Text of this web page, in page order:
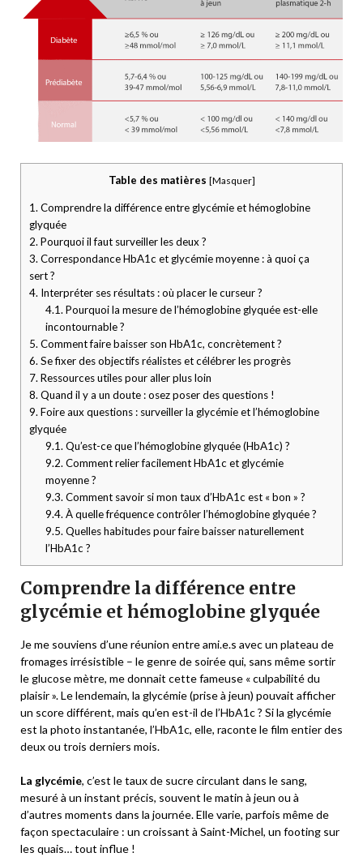
Table des matières [Masquer]
1.Comprendre la différence entre glycémie et hémoglobine
glyquée
2.Pourquoi il faut surveiller les deux ?
3.Correspondance HbA1c et glycémie moyenne : à quoi ça
sert ?
4. Interpréter ses résultats : où placer le curseur ?
4.1.Pourquoi la mesure de l’hémoglobine glyquée est-elle
incontournable ?
5.Comment faire baisser son HbA1c, concrètement ?
6.Se fixer des objectifs réalistes et célébrer les progrès
7.Ressources utiles pour aller plus loin
8.Quand il y a un doute : osez poser des questions !
9.Foire aux questions : surveiller la glycémie et l’hémoglobine
glyquée
9.1.Qu’est-ce que l’hémoglobine glyquée (HbA1c) ?
9.2.Comment relier facilement HbA1c et glycémie
moyenne ?
9.3.Comment savoir si mon taux d’HbA1c est « bon » ?
9.4.À quelle fréquence contrôler l’hémoglobine glyquée ?
9.5.Quelles habitudes pour faire baisser naturellement
l’HbA1c ?
Comprendre la différence entre
glycémie et hémoglobine glyquée
Je me souviens d’une réunion entre ami.e.s avec un plateau de
fromages irrésistible – le genre de soirée qui, sans même sortir
le glucose mètre, me donnait cette fameuse « culpabilité du
plaisir ». Le lendemain, la glycémie (prise à jeun) pouvait afficher
un score différent, mais qu’en est-il de l’HbA1c ? Si la glycémie
est la photo instantanée, l’HbA1c, elle, raconte le film entier des
deux ou trois derniers mois.
La glycémie, c’est le taux de sucre circulant dans le sang,
mesuré à un instant précis, souvent le matin à jeun ou à
d’autres moments dans la journée. Elle varie, parfois même de
façon spectaculaire : un croissant à Saint-Michel, un footing sur
les quais… tout influe !